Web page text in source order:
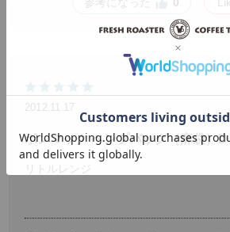
2012.11.17
ボンマック ヘンプバッグ（麻袋）
リトルレンジ